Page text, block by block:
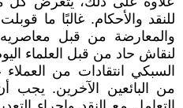
للنقد والأحكام. غالبًا ما
والمعارضة من قبل
لنقاش حاد من قبل العلماء
السبكي انتقادات من
من البائعين الآخرين. يجب